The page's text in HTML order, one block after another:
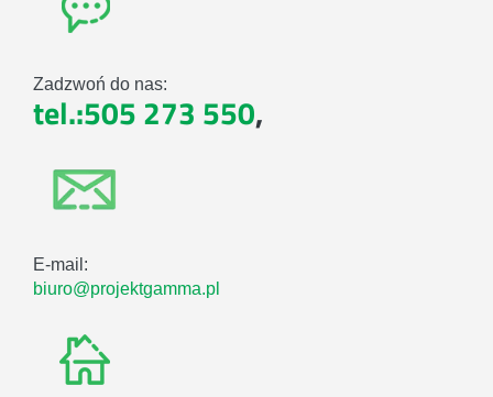
Zadzwoń do nas:
tel.:505 273 550,
E-mail:
biuro@projektgamma.pl